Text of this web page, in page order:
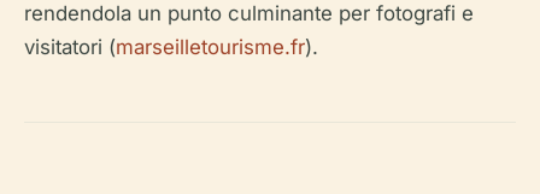
rendendola un punto culminante per fotografi e
visitatori (marseilletourisme.fr).